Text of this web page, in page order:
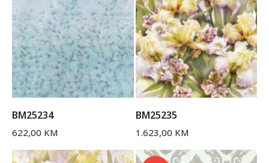
BM25234
622,00 KM
BM25235
1.623,00 KM